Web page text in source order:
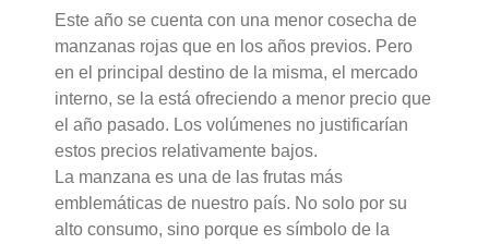
Este año se cuenta con una menor cosecha de
manzanas rojas que en los años previos. Pero
en el principal destino de la misma, el mercado
interno, se la está ofreciendo a menor precio que
el año pasado. Los volúmenes no justificarían
estos precios relativamente bajos.
La manzana es una de las frutas más
emblemáticas de nuestro país. No solo por su
alto consumo, sino porque es símbolo de la